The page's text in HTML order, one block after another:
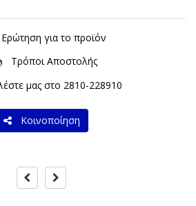
Ερώτηση για το προϊόν
Τρόποι Αποστολής
μας στο 2810-228910
Κοινοποίηση